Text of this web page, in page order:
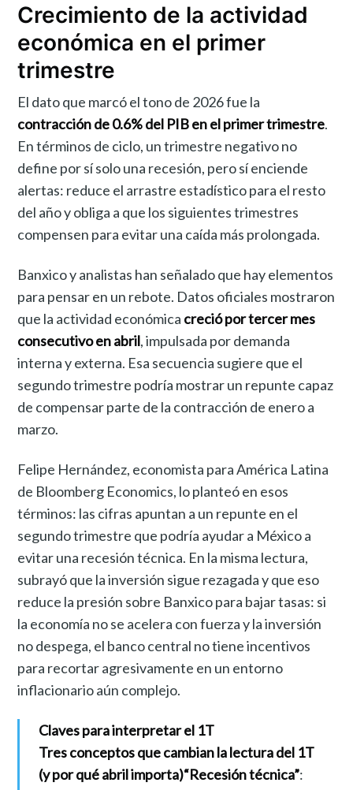
Crecimiento de la actividad
económica en el primer
trimestre
El dato que marcó el tono de 2026 fue la
contracción de 0.6% del PIB en el primer trimestre.
En términos de ciclo, un trimestre negativo no
define por sí solo una recesión, pero sí enciende
alertas: reduce el arrastre estadístico para el resto
del año y obliga a que los siguientes trimestres
compensen para evitar una caída más prolongada.
Banxico y analistas han señalado que hay elementos
para pensar en un rebote. Datos oficiales mostraron
que la actividad económica creció por tercer mes
consecutivo en abril, impulsada por demanda
interna y externa. Esa secuencia sugiere que el
segundo trimestre podría mostrar un repunte capaz
de compensar parte de la contracción de enero a
marzo.
Felipe Hernández, economista para América Latina
de Bloomberg Economics, lo planteó en esos
términos: las cifras apuntan a un repunte en el
segundo trimestre que podría ayudar a México a
evitar una recesión técnica. En la misma lectura,
subrayó que la inversión sigue rezagada y que eso
reduce la presión sobre Banxico para bajar tasas: si
la economía no se acelera con fuerza y la inversión
no despega, el banco central no tiene incentivos
para recortar agresivamente en un entorno
inflacionario aún complejo.
Claves para interpretar el 1T
Tres conceptos que cambian la lectura del 1T
(y por qué abril importa)“Recesión técnica”: